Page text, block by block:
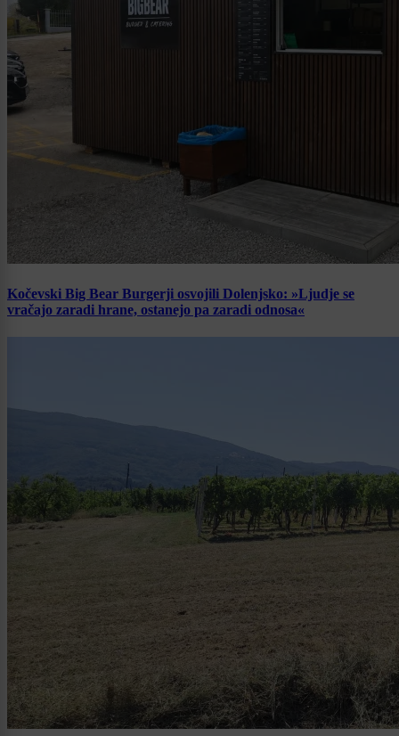
Kočevski Big Bear Burgerji osvojili Dolenjsko: »Ljudje se
vračajo zaradi hrane, ostanejo pa zaradi odnosa«